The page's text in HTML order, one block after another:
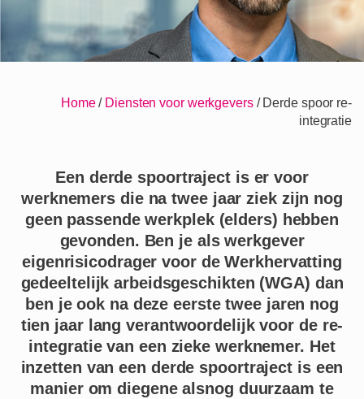
Home/ Diensten voor werkgevers/ Derde spoor re-
integratie
Een derde spoortraject is er voor
werknemers die na twee jaar ziek zijn nog
geen passende werkplek (elders) hebben
gevonden. Ben je als werkgever
eigenrisicodrager voor de Werkhervatting
gedeeltelijk arbeidsgeschikten (WGA) dan
ben je ook na deze eerste twee jaren nog
tien jaar lang verantwoordelijk voor de re-
integratie van een zieke werknemer. Het
inzetten van een derde spoortraject is een
manier om diegene alsnog duurzaam te